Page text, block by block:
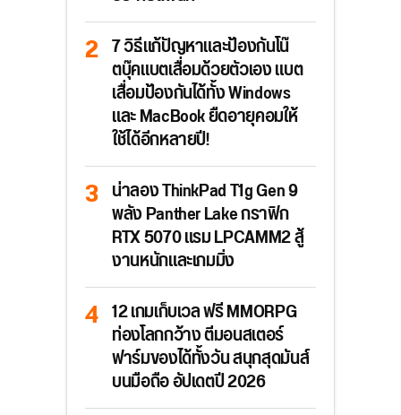
7 วิธีแก้ปัญหาและป้องกันโน๊
ตบุ๊คแบตเสื่อมด้วยตัวเอง แบต
เสื่อมป้องกันได้ทั้ง Windows
และ MacBook ยืดอายุคอมให้
ใช้ได้อีกหลายปี!
น่าลอง ThinkPad T1g Gen 9
พลัง Panther Lake กราฟิก
RTX 5070 แรม LPCAMM2 สู้
งานหนักและเกมมิ่ง
12 เกมเก็บเวล ฟรี MMORPG
ท่องโลกกว้าง ตีมอนสเตอร์
ฟาร์มของได้ทั้งวัน สนุกสุดมันส์
บนมือถือ อัปเดตปี 2026